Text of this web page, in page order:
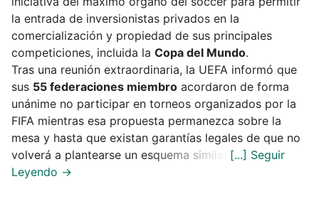
la entrada de inversionistas privados en la
comercialización y propiedad de sus principales
competiciones, incluida la Copa del Mundo.
Tras una reunión extraordinaria, la UEFA informó que
sus 55 federaciones miembro acordaron de forma
unánime no participar en torneos organizados por la
FIFA mientras esa propuesta permanezca sobre la
mesa y hasta que existan garantías legales de que no
volverá a plantearse un esquema similar.